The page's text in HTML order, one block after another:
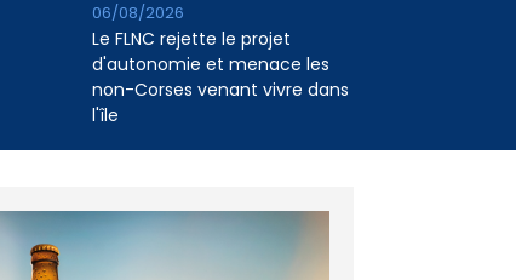
Le FLNC rejette le projet
d'autonomie et menace les
non-Corses venant vivre dans
l'île
06/08/2026